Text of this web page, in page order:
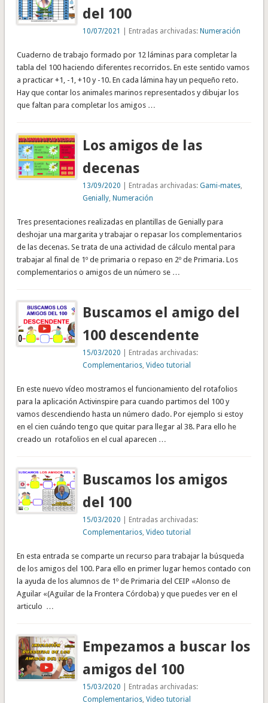
del 100
10/07/2021 | Entradas archivadas:Numeración
Cuaderno de trabajo formado por 12 láminas para completar la
tabla del 100 haciendo diferentes recorridos. En este sentido vamos
a practicar +1, -1, +10 y -10. En cada lámina hay un pequeño reto.
Hay que contar los animales marinos representados y dibujar los
que faltan para completar los amigos …
Los amigos de las
decenas
13/09/2020 | Entradas archivadas:Gami-mates
Genially ,Numeración
Tres presentaciones realizadas en plantillas de Genially para
deshojar una margarita y trabajar o repasar los complementarios
de las decenas. Se trata de una actividad de cálculo mental para
trabajar al final de 1º de primaria o repaso en 2º de Primaria. Los
complementarios o amigos de un número se …
Buscamos el amigo del
100 descendente
15/03/2020 | Entradas archivadas:
Complementarios ,Video tutorial
En este nuevo vídeo mostramos el funcionamiento del rotafolios
para la aplicación Activinspire para cuando partimos del 100 y
vamos descendiendo hasta un número dado. Por ejemplo si estoy
en el cien cuándo tengo que quitar para llegar al 38. Para ello he
creado un rotafolios en el cual aparecen …
Buscamos los amigos
del 100
15/03/2020 | Entradas archivadas:
Complementarios ,Video tutorial
En esta entrada se comparte un recurso para trabajar la búsqueda
de los amigos del 100. Para ello en primer lugar hemos contado con
la ayuda de los alumnos de 1º de Primaria del CEIP «Alonso de
Aguilar «(Aguilar de la Frontera Córdoba) y que puedes ver en el
articulo …
Empezamos a buscar los
amigos del 100
15/03/2020 | Entradas archivadas:
Complementarios ,Video tutorial